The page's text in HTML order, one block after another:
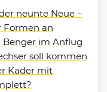
neunte Neue –
an
Benger im Anflug
soll kommen
Kader mit